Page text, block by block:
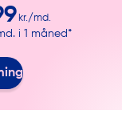
kr./md.
i 1 måned*